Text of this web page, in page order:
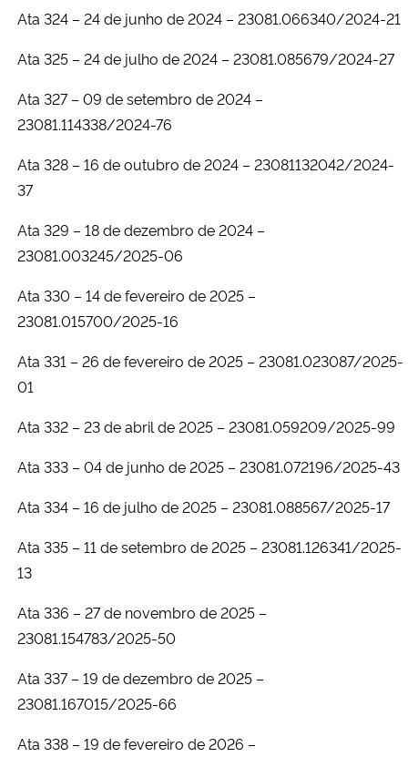
Ata 324 – 24 de junho de 2024 – 23081.066340/2024-21
Ata 325 – 24 de julho de 2024 – 23081.085679/2024-27
Ata 327 – 09 de setembro de 2024 –
23081.114338/2024-76
Ata 328 – 16 de outubro de 2024 – 23081132042/2024-
37
Ata 329 – 18 de dezembro de 2024 –
23081.003245/2025-06
Ata 330 – 14 de fevereiro de 2025 –
23081.015700/2025-16
Ata 331 – 26 de fevereiro de 2025 – 23081.023087/2025-
01
Ata 332 – 23 de abril de 2025 – 23081.059209/2025-99
Ata 333 – 04 de junho de 2025 – 23081.072196/2025-43
Ata 334 – 16 de julho de 2025 – 23081.088567/2025-17
Ata 335 – 11 de setembro de 2025 – 23081.126341/2025-
13
Ata 336 – 27 de novembro de 2025 –
23081.154783/2025-50
Ata 337 – 19 de dezembro de 2025 –
23081.167015/2025-66
Ata 338 – 19 de fevereiro de 2026 –